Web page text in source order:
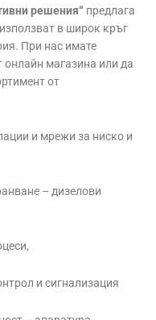
решения“ предлага
в широк кръг
При нас имате
онлайн магазина или да
от
и мрежи за ниско и
– дизелови
и сигнализация